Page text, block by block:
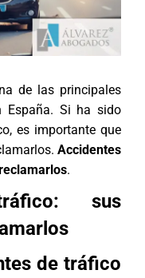
de las principales
España. Si ha sido
es importante que
Accidentes
.
sus
de tráfico